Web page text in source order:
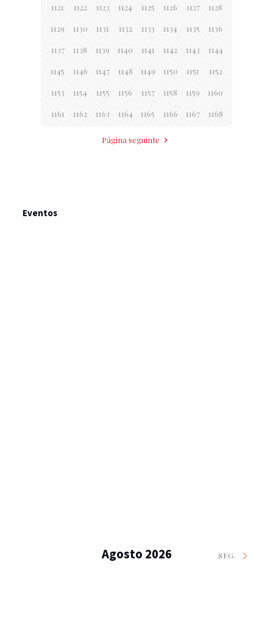
1121 1122 1123 1124 1125 1126 1127 1128
1129 1130 1131 1132 1133 1134 1135 1136
1137 1138 1139 1140 1141 1142 1143 1144
1145 1146 1147 1148 1149 1150 1151 1152
1153 1154 1155 1156 1157 1158 1159 1160
1161 1162 1163 1164 1165 1166 1167 1168
Página seguinte
Eventos
Agosto 2026 SEG.